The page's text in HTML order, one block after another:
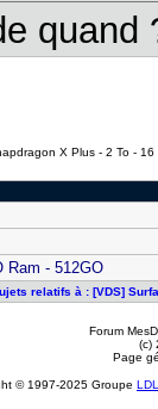
quand
X Plus - 2 To - 16
Ram - 512GO
relatifs à : [VDS]
Forum
(c)
Page
© 1997-2025 Groupe